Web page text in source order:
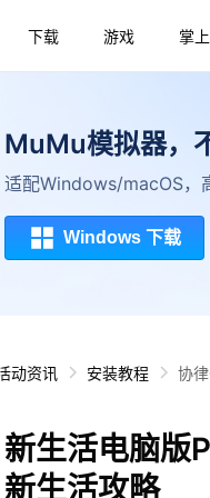
下载 游戏 掌
MuMu模拟器，
适配Windows/macOS，
Windows 下载
动资讯 安装教程 协
生活电脑版
生活攻略